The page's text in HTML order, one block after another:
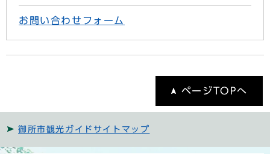
お問い合わせフォーム
ページTOPへ
御所市観光ガイドサイトマップ